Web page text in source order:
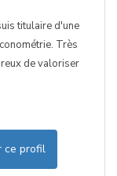
titulaire d'une
Très
de valoriser
ce profil